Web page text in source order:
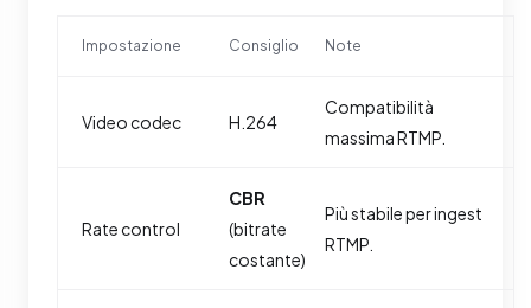
Impostazione Consiglio Note
Video codec H.264
Compatibilità
massima RTMP.
Rate control
CBR
(bitrate
costante)
Più stabile per ingest
RTMP.